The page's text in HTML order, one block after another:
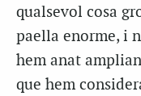
qualsevol cosa
paella enorme, i
hem anat
que hem